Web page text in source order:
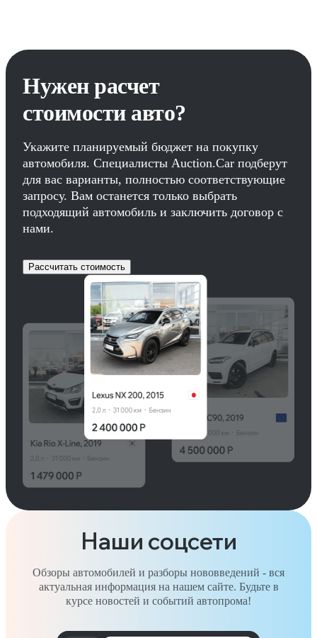
Нужен расчет
стоимости авто?
Укажите планируемый бюджет на покупку
автомобиля. Специалисты Auction.Car подберут
для вас варианты, полностью соответствующие
запросу. Вам останется только выбрать
подходящий автомобиль и заключить договор с
нами.
Рассчитать стоимость
Наши соцсети
Обзоры автомобилей и разборы нововведений - вся
актуальная информация на нашем сайте. Будьте в
курсе новостей и событий автопрома!